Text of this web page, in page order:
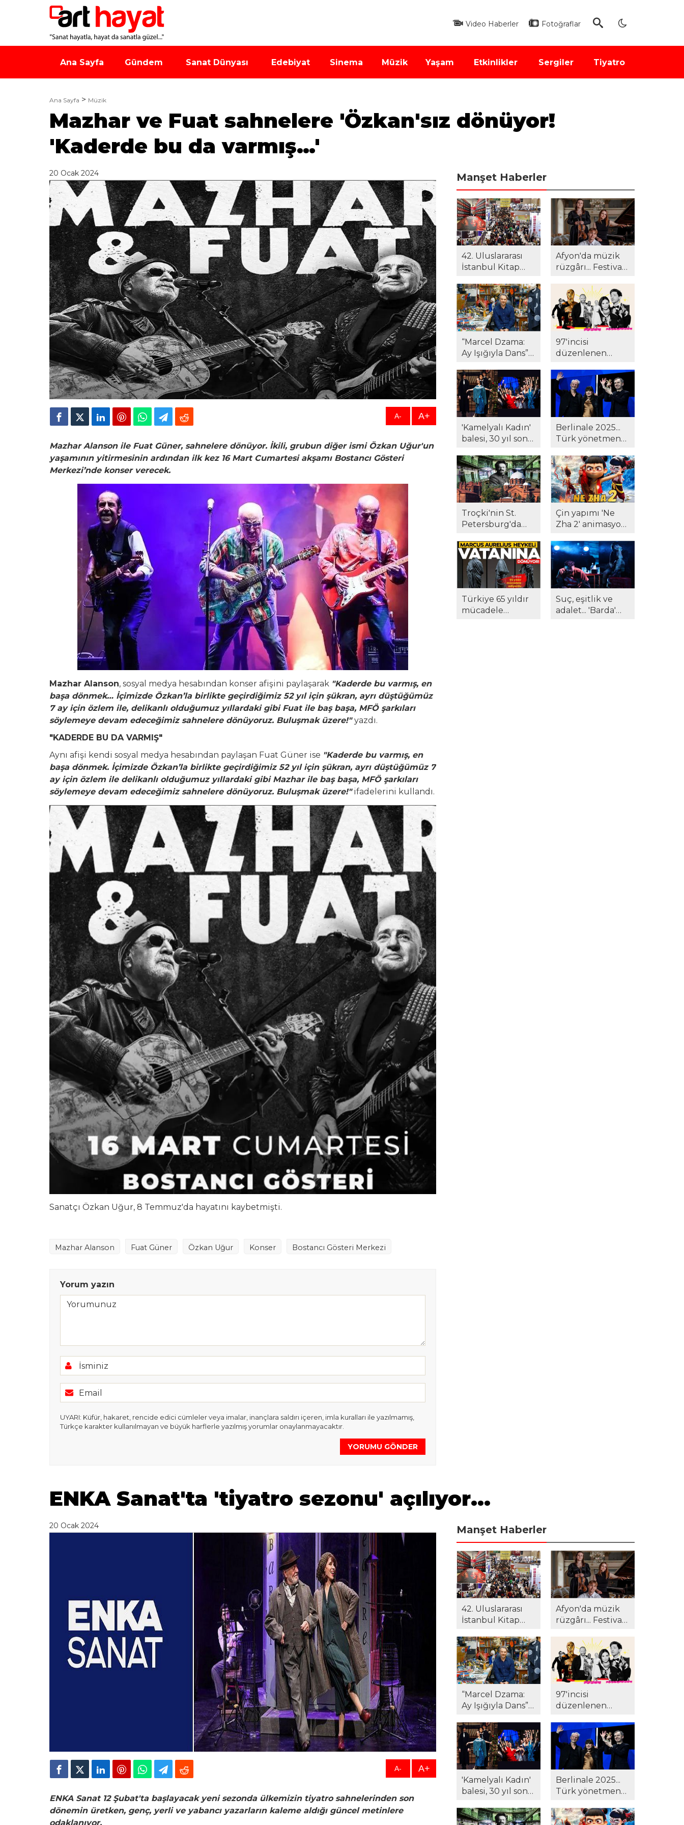
Video Haberler Fotoğraflar
Ana Sayfa Gündem Sanat Dünyası Edebiyat Sinema Müzik Yaşam Etkinlikler Sergiler Tiyatro
Ana Sayfa Müzik
Mazhar ve Fuat sahnelere 'Özkan'sız dönüyor!
'Kaderde bu da varmış…'
20 Ocak 2024
A- A+
Mazhar Alanson ile Fuat Güner, sahnelere dönüyor. İkili, grubun diğer ismi Özkan Uğur'un
yaşamının yitirmesinin ardından ilk kez 16 Mart Cumartesi akşamı Bostancı Gösteri
Merkezi’nde konser verecek.
Mazhar Alanson, sosyal medya hesabından konser afişini paylaşarak "Kaderde bu varmış, en
başa dönmek… İçimizde Özkan’la birlikte geçirdiğimiz 52 yıl için şükran, ayrı düştüğümüz
7 ay için özlem ile, delikanlı olduğumuz yıllardaki gibi Fuat ile baş başa, MFÖ şarkıları
söylemeye devam edeceğimiz sahnelere dönüyoruz. Buluşmak üzere!"yazdı.
"KADERDE BU DA VARMIŞ"
Aynı afişi kendi sosyal medya hesabından paylaşan Fuat Güner ise "Kaderde bu varmış, en
başa dönmek. İçimizde Özkan’la birlikte geçirdiğimiz 52 yıl için şükran, ayrı düştüğümüz 7
ay için özlem ile delikanlı olduğumuz yıllardaki gibi Mazhar ile baş başa, MFÖ şarkıları
söylemeye devam edeceğimiz sahnelere dönüyoruz. Buluşmak üzere!"ifadelerini kullandı.
Sanatçı Özkan Uğur, 8 Temmuz'da hayatını kaybetmişti.
Mazhar Alanson Fuat Güner Özkan Uğur Konser Bostancı Gösteri Merkezi
Yorum yazın
UYARI: Küfür, hakaret, rencide edici cümleler veya imalar, inançlara saldırı içeren, imla kuralları ile yazılmamış,
Türkçe karakter kullanılmayan ve büyük harflerle yazılmış yorumlar onaylanmayacaktır.
YORUMU GÖNDER
Manşet Haberler
42. Uluslararası
İstanbul Kitap
ilgi! Gazeteci
Suat Kozluklu ilk
kitabı ile
okurlarla
buluştu...
Afyon'da müzik
rüzgârı... Festival
müze ve kültür
merkezinde!
“Marcel Dzama:
Ay Işığıyla Dans”
97'incisi
düzenlenen
töreninde
kazananlar belli
oldu...
'Kamelyalı Kadın'
balesi, 30 yıl sonra
sanatseverlerle
buluştu...
Berlinale 2025...
Türk yönetmene
'Hysteria' beğeni
topladı..!
Troçki'nin St.
Petersburg'da
Hapishanesi, açık
artırmada satıldı...
Çin yapımı 'Ne
Zha 2' animasyon
rekorları altüst
etti...
Türkiye 65 yıldır
mücadele
Suç, eşitlik ve
adalet... 'Barda'
ENKA Sanat'ta 'tiyatro sezonu' açılıyor...
20 Ocak 2024
A- A+
ENKA Sanat 12 Şubat'ta başlayacak yeni sezonda ülkemizin tiyatro sahnelerinden son
dönemin üretken, genç, yerli ve yabancı yazarların kaleme aldığı güncel metinlere
odaklanıyor.
Manşet Haberler
42. Uluslararası
İstanbul Kitap
ilgi! Gazeteci
Suat Kozluklu ilk
kitabı ile
okurlarla
buluştu...
Afyon'da müzik
rüzgârı... Festival
müze ve kültür
merkezinde!
“Marcel Dzama:
Ay Işığıyla Dans”
97'incisi
düzenlenen
töreninde
kazananlar belli
oldu...
'Kamelyalı Kadın'
balesi, 30 yıl sonra
sanatseverlerle
Berlinale 2025...
Türk yönetmene
'Hysteria' beğeni